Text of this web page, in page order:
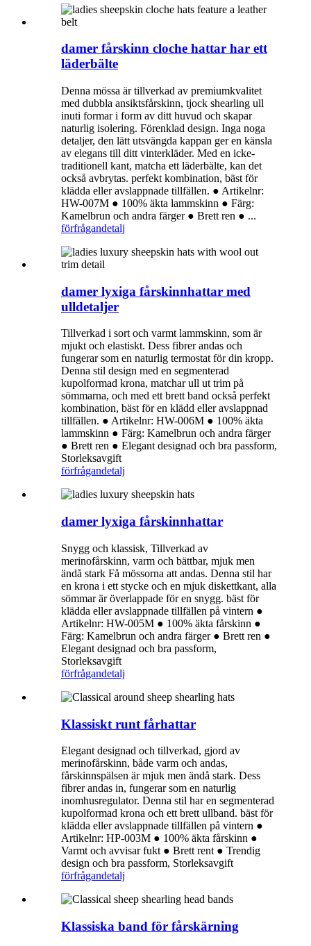
damer fårskinn cloche hattar har ett
läderbälte
Denna mössa är tillverkad av premiumkvalitet
med dubbla ansiktsfårskinn, tjock shearling ull
inuti formar i form av ditt huvud och skapar
naturlig isolering. Förenklad design. Inga noga
detaljer, den lätt utsvängda kappan ger en känsla
av elegans till ditt vinterkläder. Med en icke-
traditionell kant, matcha ett läderbälte, kan det
också avbrytas. perfekt kombination, bäst för
klädda eller avslappnade tillfällen. ● Artikelnr:
HW-007M ● 100% äkta lammskinn ● Färg:
Kamelbrun och andra färger ● Brett ren ● ...
förfrågandetalj
damer lyxiga fårskinnhattar med
ulldetaljer
Tillverkad i sort och varmt lammskinn, som är
mjukt och elastiskt. Dess fibrer andas och
fungerar som en naturlig termostat för din kropp.
Denna stil design med en segmenterad
kupolformad krona, matchar ull ut trim på
sömmarna, och med ett brett band också perfekt
kombination, bäst för en klädd eller avslappnad
tillfällen. ● Artikelnr: HW-006M ● 100% äkta
lammskinn ● Färg: Kamelbrun och andra färger
● Brett ren ● Elegant designad och bra passform,
Storleksavgift
förfrågandetalj
damer lyxiga fårskinnhattar
Snygg och klassisk, Tillverkad av
merinofårskinn, varm och bättbar, mjuk men
ändå stark Få mössorna att andas. Denna stil har
en krona i ett stycke och en mjuk diskettkant, alla
sömmar är överlappade för en snygg. bäst för
klädda eller avslappnade tillfällen på vintern ●
Artikelnr: HW-005M ● 100% äkta fårskinn ●
Färg: Kamelbrun och andra färger ● Brett ren ●
Elegant designad och bra passform,
Storleksavgift
förfrågandetalj
Klassiskt runt fårhattar
Elegant designad och tillverkad, gjord av
merinofårskinn, både varm och andas,
fårskinnspälsen är mjuk men ändå stark. Dess
fibrer andas in, fungerar som en naturlig
inomhusregulator. Denna stil har en segmenterad
kupolformad krona och ett brett ullband. bäst för
klädda eller avslappnade tillfällen på vintern ●
Artikelnr: HP-003M ● 100% äkta fårskinn ●
Varmt och avvisar fukt ● Brett rent ● Trendig
design och bra passform, Storleksavgift
förfrågandetalj
Klassiska band för fårskärning